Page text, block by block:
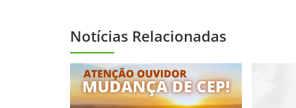
Notícias Relacionadas